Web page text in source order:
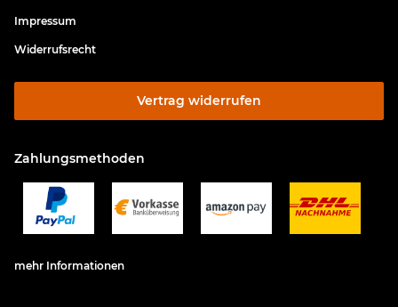
Impressum
Widerrufsrecht
Vertrag widerrufen
Zahlungsmethoden
mehr Informationen